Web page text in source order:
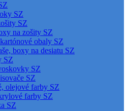
SZ
SZ
na zošity SZ
obaly SZ
boxy na desiatu SZ
SZ
SZ
SZ
olejové farby SZ
farby SZ
SZ